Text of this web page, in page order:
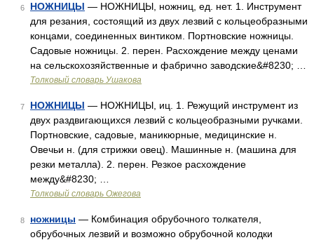
6 НОЖНИЦЫ — НОЖНИЦЫ, ножниц, ед. нет. 1. Инструмент
для резания, состоящий из двух лезвий с кольцеобразными
концами, соединенных винтиком. Портновские ножницы.
Садовые ножницы. 2. перен. Расхождение между ценами
на сельскохозяйственные и фабрично заводские&#8230; …
Толковый словарь Ушакова
7 НОЖНИЦЫ — НОЖНИЦЫ, иц. 1. Режущий инструмент из
двух раздвигающихся лезвий с кольцеобразными ручками.
Портновские, садовые, маникюрные, медицинские н.
Овечьи н. (для стрижки овец). Машинные н. (машина для
резки металла). 2. перен. Резкое расхождение
между&#8230; …
Толковый словарь Ожегова
8 ножницы — Комбинация обрубочного толкателя,
обрубочных лезвий и возможно обрубочной колодки